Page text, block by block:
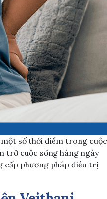
một số thời điểm trong cuộc
trở cuộc sống hàng ngày
cấp phương pháp điều trị